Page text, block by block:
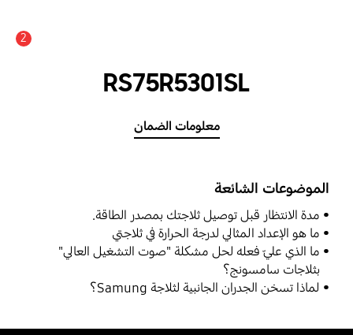
2
RS75R5301SL
معلومات الضمان
الموضوعات الشائعة
مدة الانتظار قبل توصيل ثلاجتك بمصدر الطاقة.
ما هو الإعداد المثالي لدرجة الحرارة في ثلاجتي
ما الذي عليّ فعله لحل مشكلة "صوت التشغيل العالي"
بثلاجات سامسونج؟
لماذا تسخن الجدران الجانبية لثلاجة Samung؟